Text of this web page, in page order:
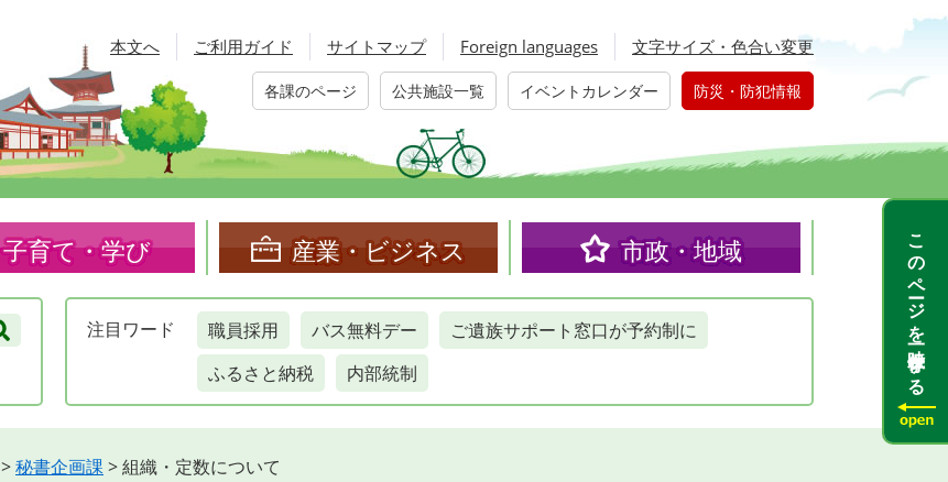
本文へ ご利用ガイド サイトマップ Foreign languages 文字サイズ・色合い変更
各課のページ 公共施設一覧 イベントカレンダー 防災・防犯情報
子育て・学び 産業・ビジネス 市政・地域
注目 ワード 職員採用 バス無料デー
ご遺族サポート窓口が予約制に
ふるさと納税
内部統制
>秘書企画課 >組織・定数について
このページを一時保存する